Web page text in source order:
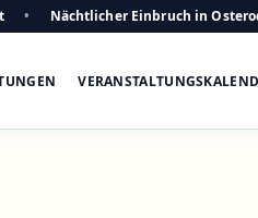
Nächtlicher Einbruch in